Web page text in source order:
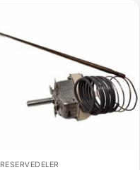
RESERVEDELER